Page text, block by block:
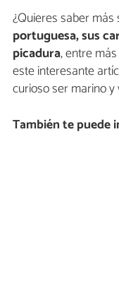
¿Quieres saber más
portuguesa, sus
picadura, entre
este interesante
curioso ser marino
También te puede